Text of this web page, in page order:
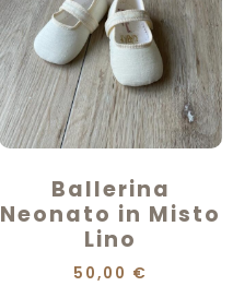
Ballerina
Neonato in Misto
Lino
50,00 €